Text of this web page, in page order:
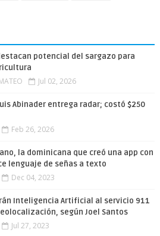
potencial del sargazo para
Jul 02, 2026
Abinader entrega radar; costó $250
Feb 26, 2026
la dominicana que creó una app con
lenguaje de señas a texto
Dec 04, 2023
Inteligencia Artificial al servicio 911
según Joel Santos
Jul 27, 2023